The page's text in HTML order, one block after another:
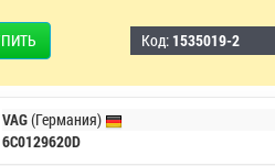
Код: 1535019-2
VAG(Германия)
6C0129620D